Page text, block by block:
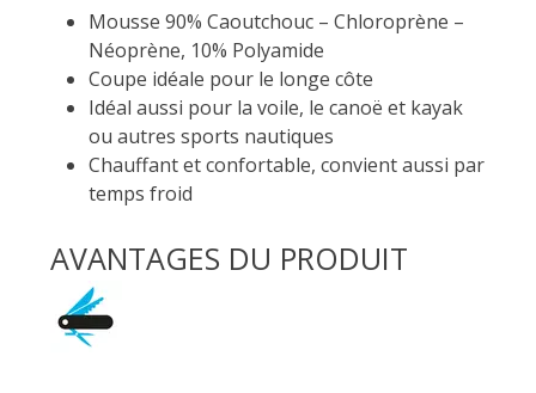
Mousse 90% Caoutchouc – Chloroprène –
Néoprène, 10% Polyamide
Coupe idéale pour le longe côte
Idéal aussi pour la voile, le canoë et kayak
ou autres sports nautiques
Chauffant et confortable, convient aussi par
temps froid
AVANTAGES DU PRODUIT